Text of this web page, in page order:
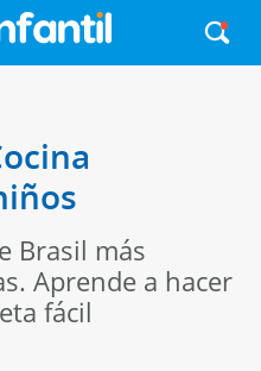
Brasil más
Aprende a hacer
fácil